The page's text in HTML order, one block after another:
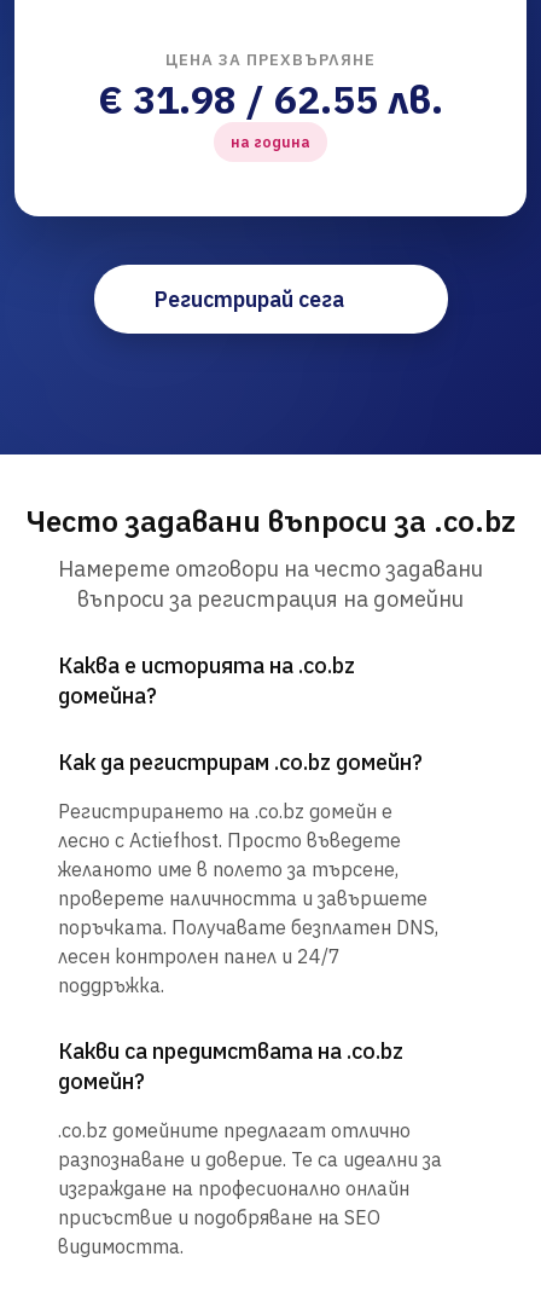
ЦЕНА ЗА ПРЕХВЪРЛЯНЕ
€ 31.98 / 62.55 лв.
на година
Регистрирай сега
Често задавани въпроси за .co.bz
Намерете отговори на често задавани
въпроси за регистрация на домейни
Каква е историята на .co.bz
домейна?
Как да регистрирам .co.bz домейн?
Регистрирането на .co.bz домейн е
лесно с Actiefhost. Просто въведете
желаното име в полето за търсене,
проверете наличността и завършете
поръчката. Получавате безплатен DNS,
лесен контролен панел и 24/7
поддръжка.
Какви са предимствата на .co.bz
домейн?
.co.bz домейните предлагат отлично
разпознаване и доверие. Те са идеални за
изграждане на професионално онлайн
присъствие и подобряване на SEO
видимостта.